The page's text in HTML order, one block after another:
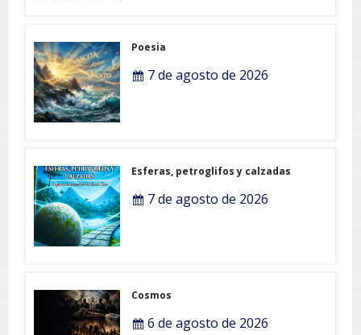
Poesia
7 de agosto de 2026
Esferas, petroglifos y calzadas
7 de agosto de 2026
Cosmos
6 de agosto de 2026